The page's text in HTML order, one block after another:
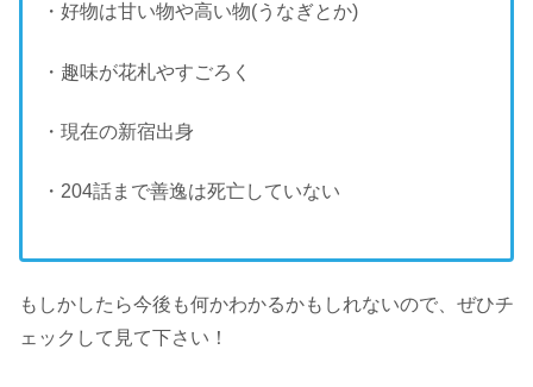
・好物は甘い物や高い物(うなぎとか)
・趣味が花札やすごろく
・現在の新宿出身
・204話まで善逸は死亡していない
もしかしたら今後も何かわかるかもしれないので、ぜひチ
ェックして見て下さい！